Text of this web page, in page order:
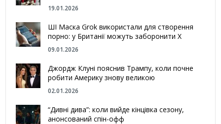
19.01.2026
ШІ Маска Grok використали для створення
порно: у Британії можуть заборонити Х
09.01.2026
Джордж Клуні пояснив Трампу, коли почне
робити Америку знову великою
02.01.2026
“Дивні дива”: коли вийде кінцівка сезону,
анонсований спін-офф